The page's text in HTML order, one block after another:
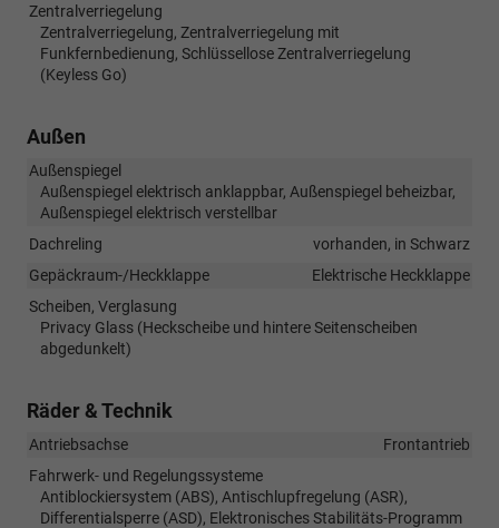
Zentralverriegelung
Zentralverriegelung, Zentralverriegelung mit
Funkfernbedienung, Schlüssellose Zentralverriegelung
(Keyless Go)
Außen
Außenspiegel
Außenspiegel elektrisch anklappbar, Außenspiegel beheizbar,
Außenspiegel elektrisch verstellbar
Dachreling
vorhanden, in Schwarz
Gepäckraum-/Heckklappe
Elektrische Heckklappe
Scheiben, Verglasung
Privacy Glass (Heckscheibe und hintere Seitenscheiben
abgedunkelt)
Räder & Technik
Antriebsachse
Frontantrieb
Fahrwerk- und Regelungssysteme
Antiblockiersystem (ABS), Antischlupfregelung (ASR),
Differentialsperre (ASD), Elektronisches Stabilitäts-Programm